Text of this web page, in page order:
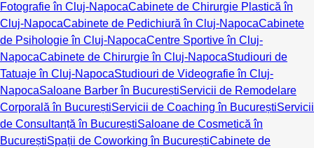
Fotografie în Cluj-NapocaCabinete de Chirurgie Plastică în
Cluj-NapocaCabinete de Pedichiură în Cluj-NapocaCabinete
de Psihologie în Cluj-NapocaCentre Sportive în Cluj-
NapocaCabinete de Chirurgie în Cluj-NapocaStudiouri de
Tatuaje în Cluj-NapocaStudiouri de Videografie în Cluj-
NapocaSaloane Barber în BucureștiServicii de Remodelare
Corporală în BucureștiServicii de Coaching în BucureștiServicii
de Consultanță în BucureștiSaloane de Cosmetică în
BucureștiSpații de Coworking în BucureștiCabinete de